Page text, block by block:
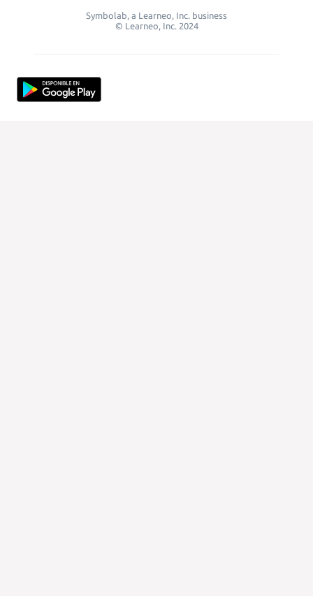
Symbolab, a Learneo, Inc. business
© Learneo, Inc. 2024